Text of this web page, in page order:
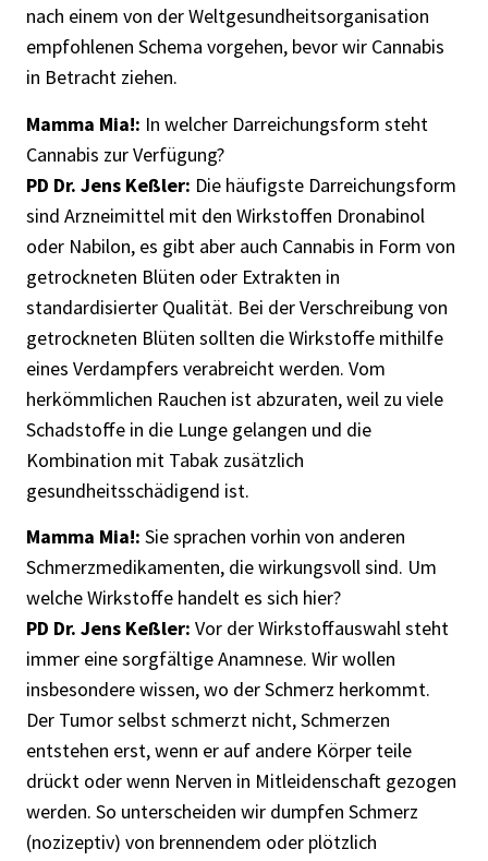
nach einem von der Weltgesundheitsorganisation
empfohlenen Schema vorgehen, bevor wir Cannabis
in Betracht ziehen.
Mamma Mia!: In welcher Darreichungsform steht
Cannabis zur Verfügung?
PD Dr. Jens Keßler: Die häufigste Darreichungsform
sind Arzneimittel mit den Wirkstoffen Dronabinol
oder Nabilon, es gibt aber auch Cannabis in Form von
getrockneten Blüten oder Extrakten in
standardisierter Qualität. Bei der Verschreibung von
getrockneten Blüten sollten die Wirkstoffe mithilfe
eines Verdampfers verabreicht werden. Vom
herkömmlichen Rauchen ist abzuraten, weil zu viele
Schadstoffe in die Lunge gelangen und die
Kombination mit Tabak zusätzlich
gesundheitsschädigend ist.
Mamma Mia!: Sie sprachen vorhin von anderen
Schmerzmedikamenten, die wirkungsvoll sind. Um
welche Wirkstoffe handelt es sich hier?
PD Dr. Jens Keßler: Vor der Wirkstoffauswahl steht
immer eine sorgfältige Anamnese. Wir wollen
insbesondere wissen, wo der Schmerz herkommt.
Der Tumor selbst schmerzt nicht, Schmerzen
entstehen erst, wenn er auf andere Körper teile
drückt oder wenn Nerven in Mitleidenschaft gezogen
werden. So unterscheiden wir dumpfen Schmerz
(nozizeptiv) von brennendem oder plötzlich